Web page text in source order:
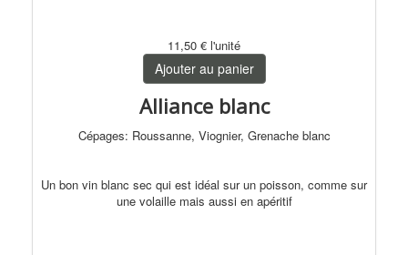
11,50 € l'unité
Ajouter au panier
Alliance blanc
Cépages: Roussanne, Viognier, Grenache blanc
Un bon vin blanc sec qui est idéal sur un poisson, comme sur
une volaille mais aussi en apéritif